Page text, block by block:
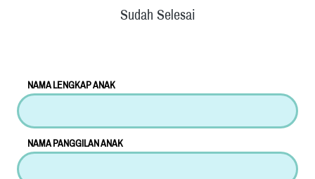
Sudah Selesai
NAMA LENGKAP ANAK
NAMA PANGGILAN ANAK